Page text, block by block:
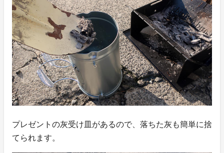
プレゼントの灰受け皿があるので、落ちた灰も簡単に捨
てられます。